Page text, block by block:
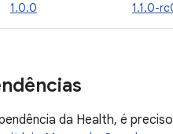
1.0.0 1.1.0-
da Health, é